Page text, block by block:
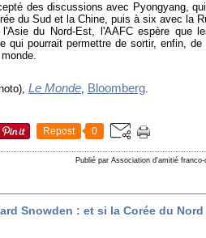
des discussions avec Pyongyang,
du Sud et la Chine, puis à six avec la
du Nord-Est, l'AAFC espère que
qui pourrait permettre de sortir, enfin,
Le Monde, Bloomberg.
Repost 0
Publié par Association d'amitié franco-
Snowden : et si la Corée du